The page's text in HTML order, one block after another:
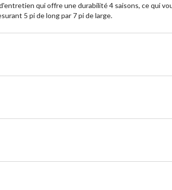
qui offre une durabilité 4 saisons, ce qui
5 pi de long par 7 pi de large.